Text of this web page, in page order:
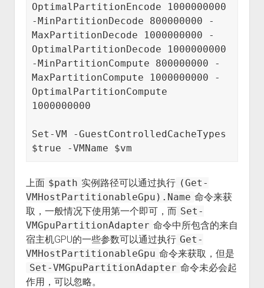
OptimalPartitionEncode 1000000000
-MinPartitionDecode 800000000 -
MaxPartitionDecode 1000000000 -
OptimalPartitionDecode 1000000000
-MinPartitionCompute 800000000 -
MaxPartitionCompute 1000000000 -
OptimalPartitionCompute
1000000000
Set-VM -GuestControlledCacheTypes
$true -VMName $vm
上面 $path 实例路径可以通过执行 (Get-
VMHostPartitionableGpu).Name 命令来获
取，一般情况下使用第一个即可，而 Set-
VMGpuPartitionAdapter 命令中所包含的来自
宿主机GPU的一些参数可以通过执行 Get-
VMHostPartitionableGpu 命令来获取，但是
Set-VMGpuPartitionAdapter 命令未必会起
作用，可以忽略。